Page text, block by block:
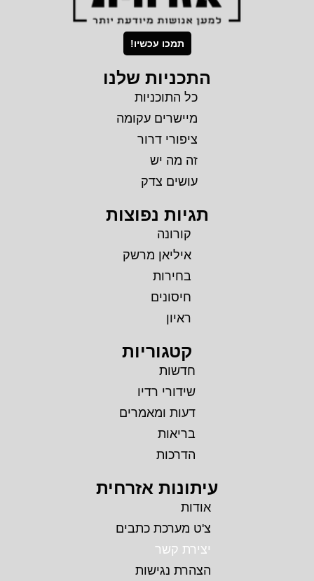
תמכו עכשיו!
התכניות שלנו
כל התוכניות
מיישרים עקומה
ציפורי דרור
זה מה יש
עושים צדק
תגיות נפוצות
קורונה
איליאן מרשק
בחירות
חיסונים
ראיון
קטגוריות
חדשות
שידורי רדיו
דעות ומאמרים
בריאות
הדרכות
עיתונות אזרחית
אודות
צ'ט מערכת כתבים
יצירת קשר
הצהרת נגישות